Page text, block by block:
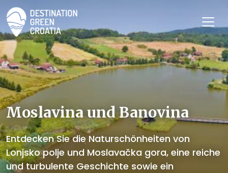
Moslavina und Banovina
Entdecken Sie die Naturschönheiten von
Lonjsko polje und Moslavačka gora, eine reiche
und turbulente Geschichte sowie ein